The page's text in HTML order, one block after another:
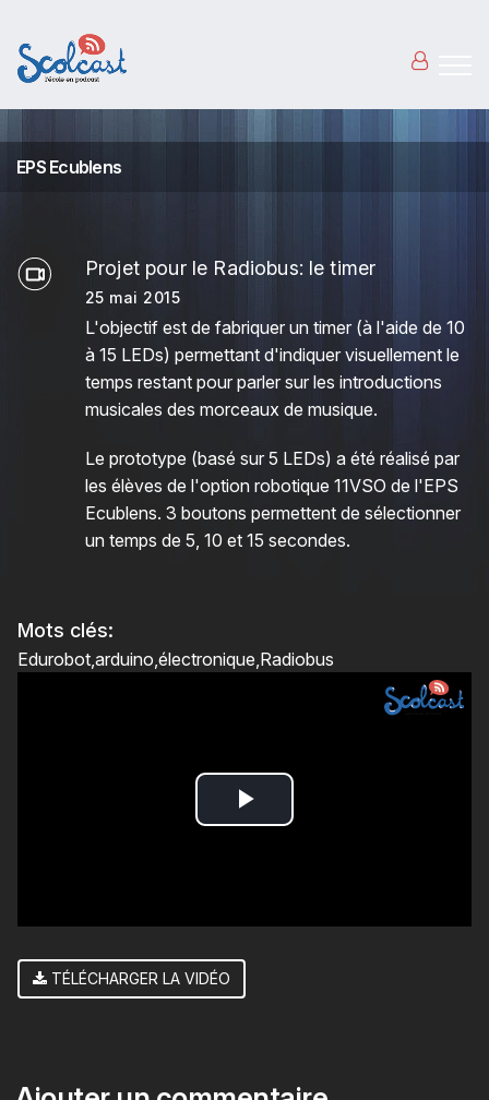
EPS Ecublens
Projet pour le Radiobus: le timer
25 mai 2015
L'objectif est de fabriquer un timer (à l'aide de 10
à 15 LEDs) permettant d'indiquer visuellement le
temps restant pour parler sur les introductions
musicales des morceaux de musique.
Le prototype (basé sur 5 LEDs) a été réalisé par
les élèves de l'option robotique 11VSO de l'EPS
Ecublens. 3 boutons permettent de sélectionner
un temps de 5, 10 et 15 secondes.
Mots clés:
Edurobot arduino électronique Radiobus
Play
TÉLÉCHARGER LA VIDÉO